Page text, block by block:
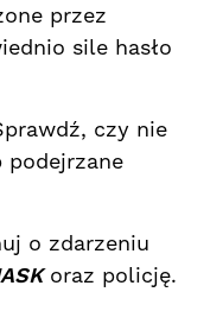
przez
sile hasło
czy nie
podejrzane
o zdarzeniu
oraz policję.